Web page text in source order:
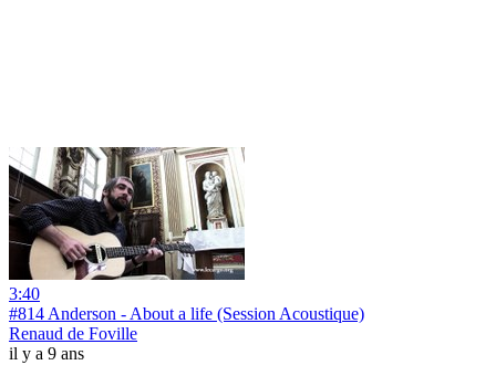
3:40
#814 Anderson - About a life (Session Acoustique)
Renaud de Foville
il y a 9 ans